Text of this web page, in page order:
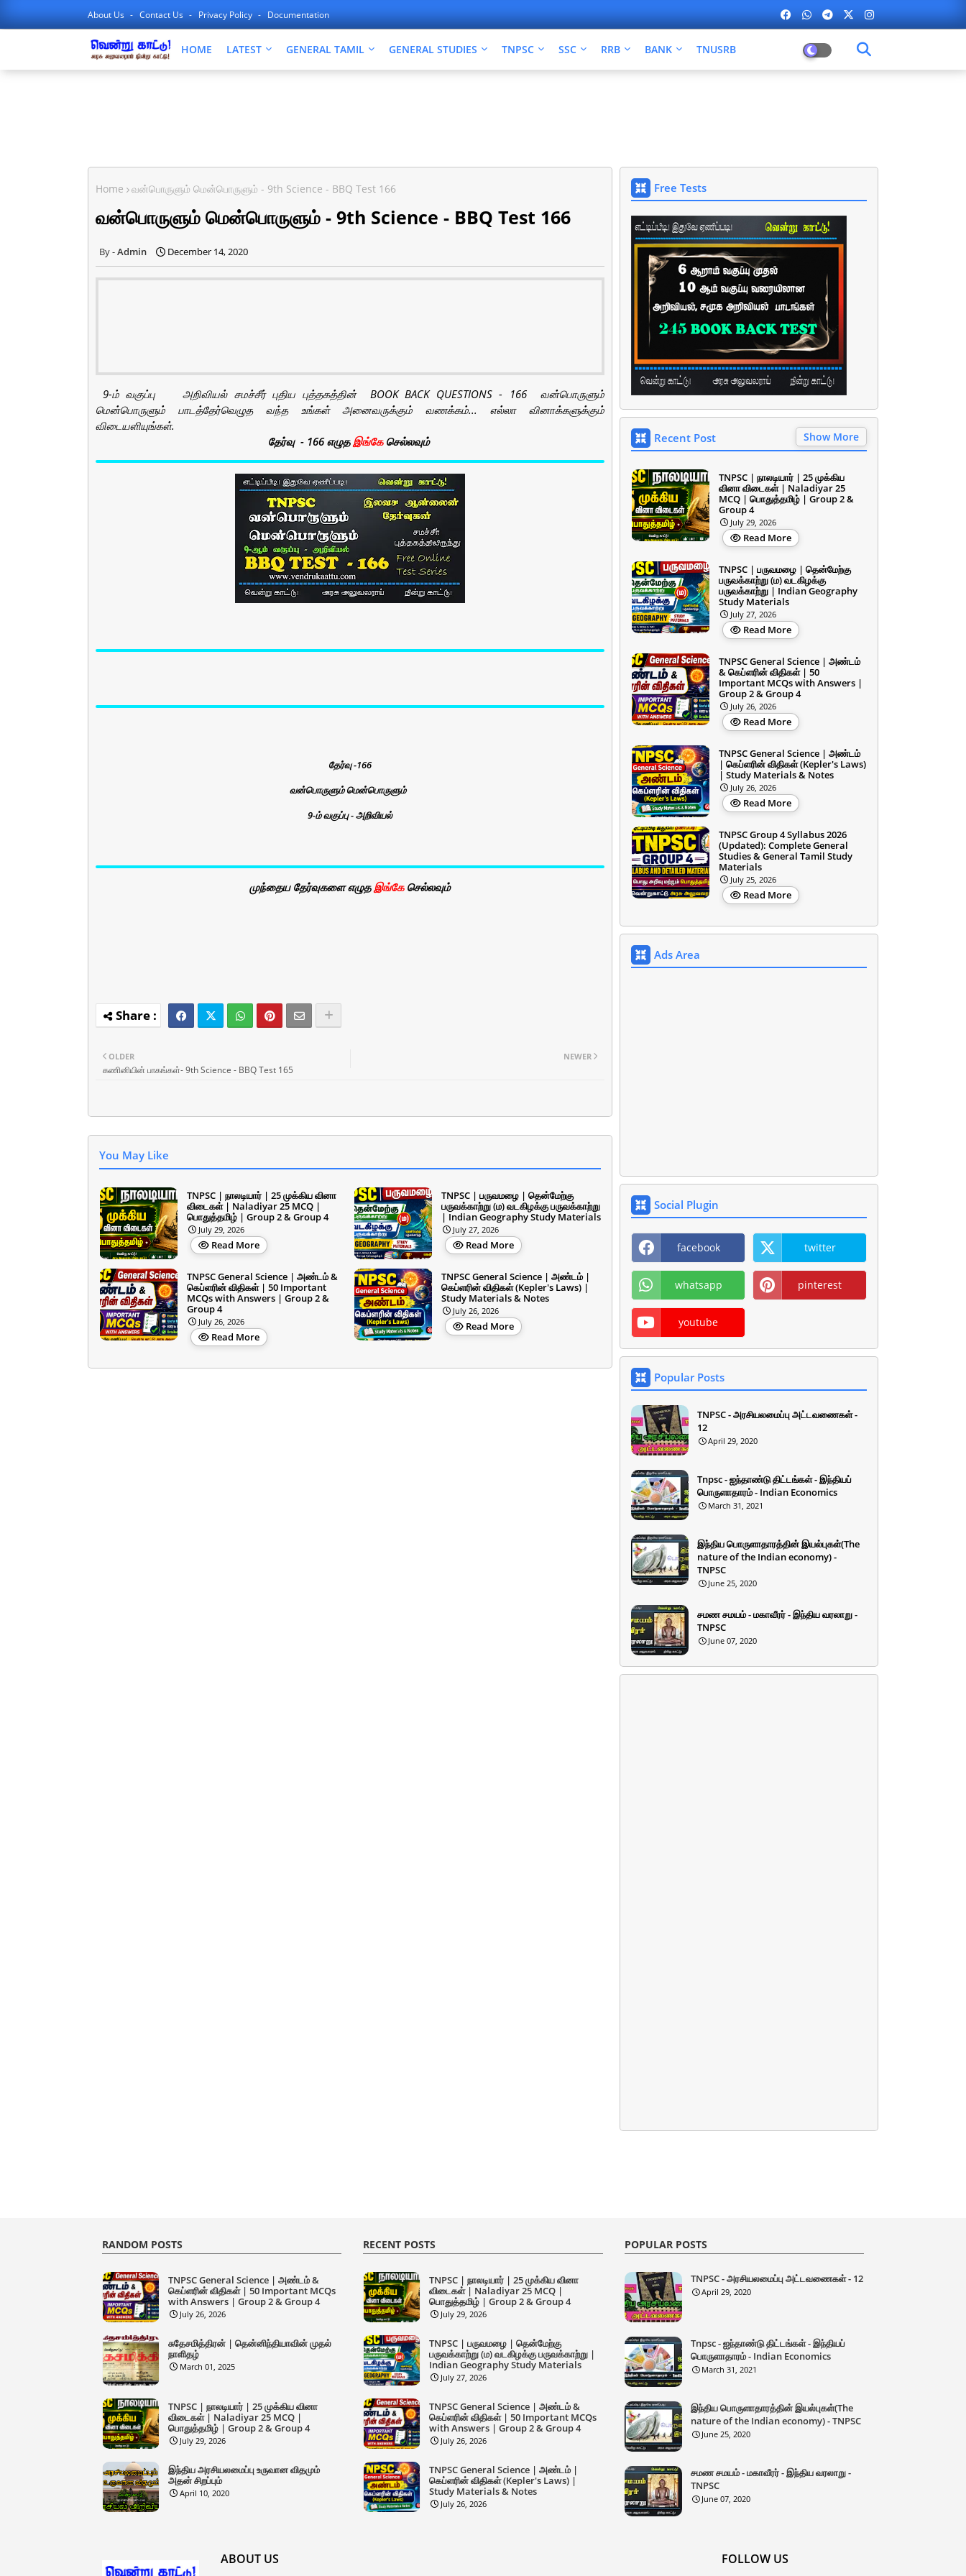
About Us Contact Us Privacy Policy Documentation
HOME LATEST GENERAL TAMIL GENERAL STUDIES TNPSC SSC RRB BANK TNUSRB
Home வன்பொருளும் மென்பொருளும் - 9th Science - BBQ Test 166
வன்பொருளும் மென்பொருளும் - 9th Science - BBQ Test 166
Admin December 14, 2020
9-ம் வகுப்பு அறிவியல் சமச்சீர் புதிய புத்தகத்தின் BOOK BACK QUESTIONS - 166 வன்பொருளும்
மென்பொருளும் பாடத்தேர்வெழுத வந்த உங்கள் அனைவருக்கும் வணக்கம்... எல்லா வினாக்களுக்கும்
விடையளியுங்கள்.
தேர்வு - 166 எழுதஇங்கே செல்லவும்
தேர்வு -166
வன்பொருளும் மென்பொருளும்
9-ம் வகுப்பு - அறிவியல்
முந்தைய தேர்வுகளை எழுதஇங்கே செல்லவும்
NEWER
OLDER
கணினியின் பாகங்கள்- 9th Science - BBQ Test 165
You May Like
TNPSC | நாலடியார் | 25 முக்கிய வினா
விடைகள் | Naladiyar 25 MCQ |
பொதுத்தமிழ் | Group 2 & Group 4
July 29, 2026
Read More
TNPSC | பருவமழை | தென்மேற்கு
பருவக்காற்று (ம) வடகிழக்கு பருவக்காற்று
| Indian Geography Study Materials
July 27, 2026
Read More
TNPSC General Science | அண்டம் &
கெப்ளரின் விதிகள் | 50 Important
MCQs with Answers | Group 2 &
Group 4
July 26, 2026
Read More
TNPSC General Science | அண்டம் |
கெப்ளரின் விதிகள் (Kepler's Laws) |
Study Materials & Notes
July 26, 2026
Read More
Free Tests
Recent Post Show More
TNPSC | நாலடியார் | 25 முக்கிய
வினா விடைகள் | Naladiyar 25
MCQ | பொதுத்தமிழ் | Group 2 &
Group 4
July 29, 2026
Read More
TNPSC | பருவமழை | தென்மேற்கு
பருவக்காற்று (ம) வடகிழக்கு
பருவக்காற்று | Indian Geography
Study Materials
July 27, 2026
Read More
TNPSC General Science | அண்டம்
& கெப்ளரின் விதிகள் | 50
Important MCQs with Answers |
Group 2 & Group 4
July 26, 2026
Read More
TNPSC General Science | அண்டம்
| கெப்ளரின் விதிகள் (Kepler's Laws)
| Study Materials & Notes
July 26, 2026
Read More
TNPSC Group 4 Syllabus 2026
(Updated): Complete General
Studies & General Tamil Study
Materials
July 25, 2026
Read More
Ads Area
Social Plugin
facebook twitter
whatsapp pinterest
youtube
Popular Posts
TNPSC - அரசியலமைப்பு அட்டவணைகள் -
12
April 29, 2020
Tnpsc - ஐந்தாண்டு திட்டங்கள் - இந்தியப்
பொருளாதாரம் - Indian Economics
March 31, 2021
இந்திய பொருளாதாரத்தின் இயல்புகள்(The
nature of the Indian economy) -
TNPSC
June 25, 2020
சமண சமயம் - மகாவீரர் - இந்திய வரலாறு -
TNPSC
June 07, 2020
RANDOM POSTS
TNPSC General Science | அண்டம் &
கெப்ளரின் விதிகள் | 50 Important MCQs
with Answers | Group 2 & Group 4
July 26, 2026
சுதேசமித்திரன் | தென்னிந்தியாவின் முதல்
நாளிதழ்
March 01, 2025
TNPSC | நாலடியார் | 25 முக்கிய வினா
விடைகள் | Naladiyar 25 MCQ |
பொதுத்தமிழ் | Group 2 & Group 4
July 29, 2026
இந்திய அரசியலமைப்பு உருவான விதமும்
அதன் சிறப்பும்
April 10, 2020
RECENT POSTS
TNPSC | நாலடியார் | 25 முக்கிய வினா
விடைகள் | Naladiyar 25 MCQ |
பொதுத்தமிழ் | Group 2 & Group 4
July 29, 2026
TNPSC | பருவமழை | தென்மேற்கு
பருவக்காற்று (ம) வடகிழக்கு பருவக்காற்று |
Indian Geography Study Materials
July 27, 2026
TNPSC General Science | அண்டம் &
கெப்ளரின் விதிகள் | 50 Important MCQs
with Answers | Group 2 & Group 4
July 26, 2026
TNPSC General Science | அண்டம் |
கெப்ளரின் விதிகள் (Kepler's Laws) |
Study Materials & Notes
July 26, 2026
POPULAR POSTS
TNPSC - அரசியலமைப்பு அட்டவணைகள் - 12
April 29, 2020
Tnpsc - ஐந்தாண்டு திட்டங்கள் - இந்தியப்
பொருளாதாரம் - Indian Economics
March 31, 2021
இந்திய பொருளாதாரத்தின் இயல்புகள்(The
nature of the Indian economy) - TNPSC
June 25, 2020
சமண சமயம் - மகாவீரர் - இந்திய வரலாறு -
TNPSC
June 07, 2020
ABOUT US FOLLOW US